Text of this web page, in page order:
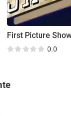
First Picture
0.0